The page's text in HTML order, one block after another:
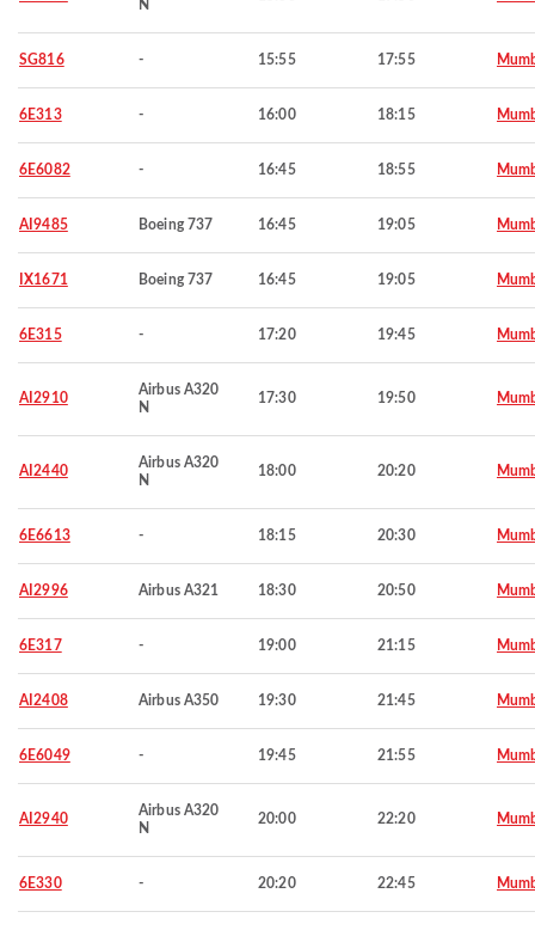
N
SG816 - 15:55 17:55
6E313 - 16:00 18:15
6E6082 - 16:45 18:55
AI9485 Boeing 737 16:45 19:05
IX1671 Boeing 737 16:45 19:05
6E315 - 17:20 19:45
AI2910
Airbus A320
N
17:30 19:50
AI2440
Airbus A320
N
18:00 20:20
6E6613 - 18:15 20:30
AI2996 Airbus A321 18:30 20:50
6E317 - 19:00 21:15
AI2408 Airbus A350 19:30 21:45
6E6049 - 19:45 21:55
AI2940
Airbus A320
N
20:00 22:20
6E330 - 20:20 22:45